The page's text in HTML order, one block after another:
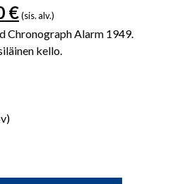
€Nykyinen
hinta
on:
979,00 €.
(sis. alv.)
Chronograph Alarm 1949.
kello.